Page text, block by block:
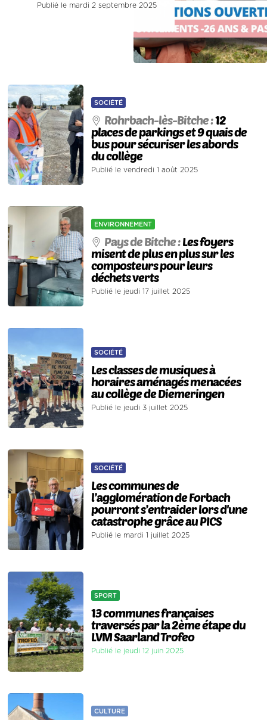
Publié le mardi 2 septembre 2025
SOCIÉTÉ
Rohrbach-lès-Bitche :12
places de parkings et 9 quais de
bus pour sécuriser les abords
du collège
Publié le vendredi 1 août 2025
ENVIRONNEMENT
Pays de Bitche :Les foyers
misent de plus en plus sur les
composteurs pour leurs
déchets verts
Publié le jeudi 17 juillet 2025
SOCIÉTÉ
Les classes de musiques à
horaires aménagés menacées
au collège de Diemeringen
Publié le jeudi 3 juillet 2025
SOCIÉTÉ
Les communes de
l’agglomération de Forbach
pourront s’entraider lors d'une
catastrophe grâce au PICS
Publié le mardi 1 juillet 2025
SPORT
13 communes françaises
traversés par la 2ème étape du
LVM Saarland Trofeo
Publié le jeudi 12 juin 2025
CULTURE